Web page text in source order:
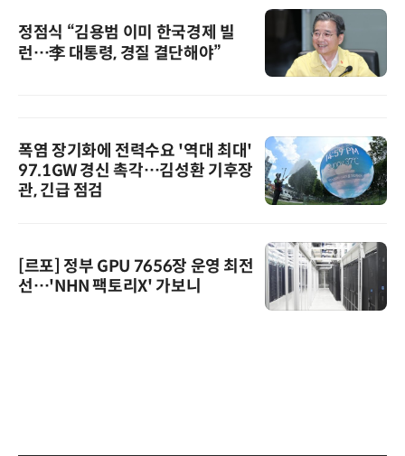
정점식 “김용범 이미 한국경제 빌
런…李 대통령, 경질 결단해야”
폭염 장기화에 전력수요 '역대 최대'
97.1GW 경신 촉각…김성환 기후장
관, 긴급 점검
[르포] 정부 GPU 7656장 운영 최전
선…'NHN 팩토리X' 가보니